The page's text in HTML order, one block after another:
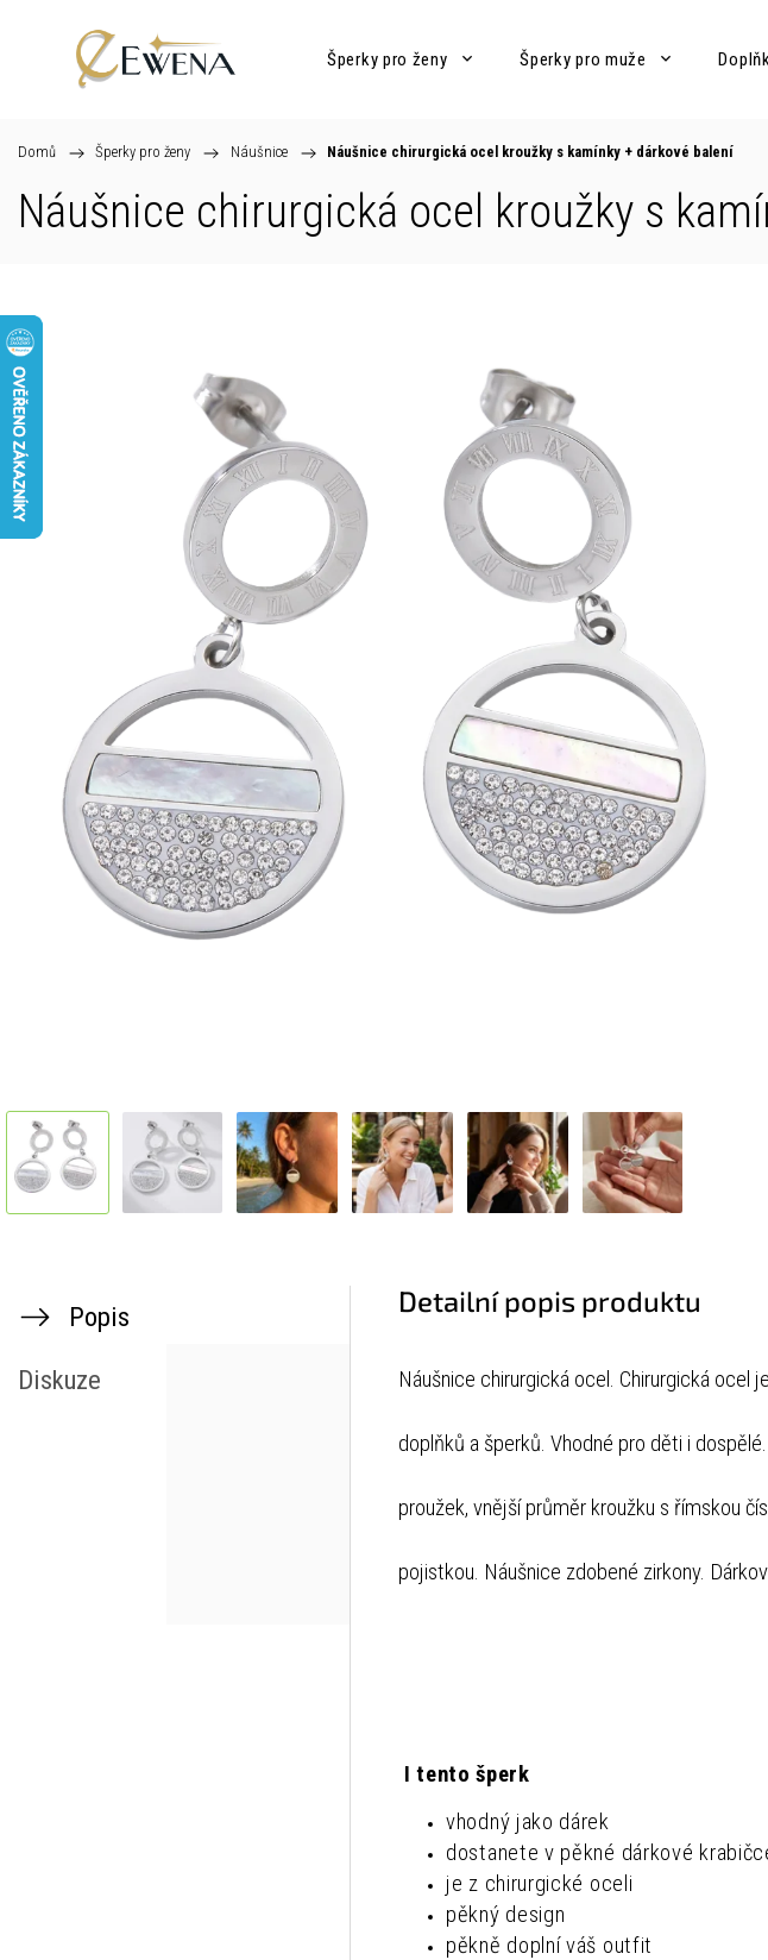
Šperky pro ženy Šperky pro muže
Domů / Šperky pro ženy / Náušnice / Náušnice chirurgická ocel kroužky s kamínky + dárkové balení
Náušnice chirurgická ocel kroužky s
Popis
Diskuze
Detailní popis produktu
Náušnice chirurgická ocel. Chirurgická ocel
doplňků a šperků. Vhodné pro děti i dospělé.
proužek, vnější průměr kroužku s římskou
pojistkou. Náušnice zdobené zirkony.
I tento šperk
vhodný jako dárek
dostanete v pěkné dárkové
je z chirurgické oceli
pěkný design
pěkně doplní váš outfit